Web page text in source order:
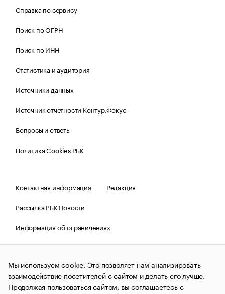
Справка по сервису
Поиск по ОГРН
Поиск по ИНН
Статистика и аудитория
Источники данных
Источник отчетности Контур.Фокус
Вопросы и ответы
Политика Cookies РБК
Контактная информация
Редакция
Рассылка РБК Новости
Информация об ограничениях
Правовая информация
О соблюдении авторских прав
© АО «РОСБИЗНЕСКОНСАЛТИНГ»,1995–2026.Сообщения
и материалы информационного агентства «РБК»
(зарегистрировано Федеральной службой по надзору в сфере
связи, информационных технологий и массовых
Мы используем cookie. Это позволяет нам анализировать
взаимодействие посетителей с сайтом и делать его лучше.
Продолжая пользоваться сайтом, вы соглашаетесь с